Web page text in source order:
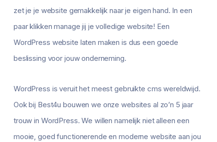
zet je je website gemakkelijk naar je eigen hand. In een
paar klikken manage jij je volledige website! Een
WordPress website laten maken is dus een goede
beslissing voor jouw onderneming.
WordPress is veruit het meest gebruikte cms wereldwijd.
Ook bij Best4u bouwen we onze websites al zo’n 5 jaar
trouw in WordPress. We willen namelijk niet alleen een
mooie, goed functionerende en moderne website aan jou